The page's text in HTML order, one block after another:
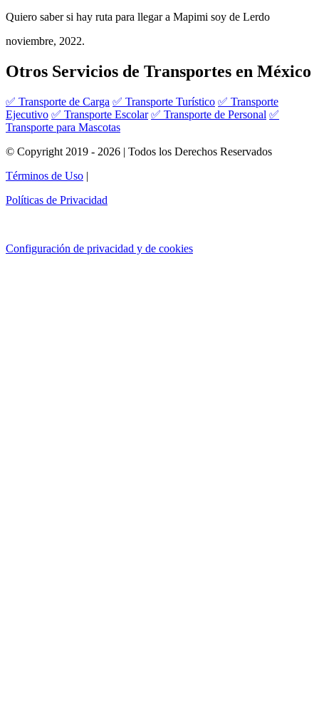
Quiero saber si hay ruta para llegar a Mapimi soy de Lerdo
noviembre, 2022.
Otros Servicios de Transportes en México
✅ Transporte de Carga ✅ Transporte Turístico ✅ Transporte
Ejecutivo ✅ Transporte Escolar ✅ Transporte de Personal ✅
Transporte para Mascotas
© Copyright 2019 - 2026 | Todos los Derechos Reservados
Términos de Uso |
Políticas de Privacidad
Configuración de privacidad y de cookies